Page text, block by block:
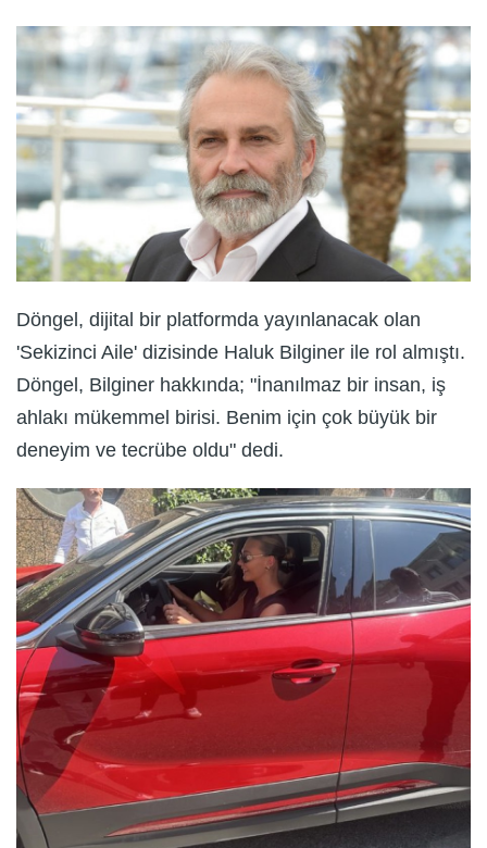
Döngel, dijital bir platformda yayınlanacak olan
'Sekizinci Aile' dizisinde Haluk Bilginer ile rol almıştı.
Döngel, Bilginer hakkında; "İnanılmaz bir insan, iş
ahlakı mükemmel birisi. Benim için çok büyük bir
deneyim ve tecrübe oldu" dedi.